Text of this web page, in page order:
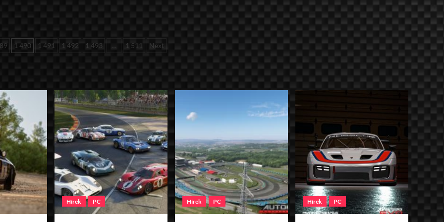
1 490 1 491 1 492 1 493 … 1 511 Next
Hírek PC Hírek PC Hírek PC